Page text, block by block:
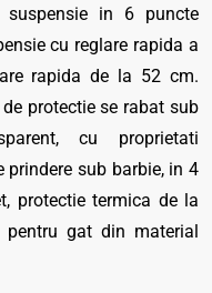
suspensie in 6 puncte
cu reglare rapida a
rapida de la 52 cm.
protectie se rabat sub
cu proprietati
prindere sub barbie, in 4
protectie termica de la
pentru gat din material